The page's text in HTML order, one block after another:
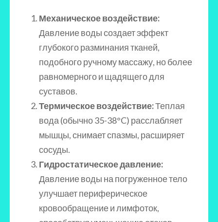
Механическое воздействие:
Давление воды создает эффект
глубокого разминания тканей,
подобного ручному массажу, но более
равномерного и щадящего для
суставов.
Термическое воздействие:Теплая
вода (обычно 35-38°C) расслабляет
мышцы, снимает спазмы, расширяет
сосуды.
Гидростатическое давление:
Давление воды на погруженное тело
улучшает периферическое
кровообращение и лимфоток,